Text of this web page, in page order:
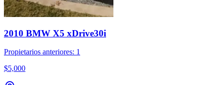
2010 BMW X5 xDrive30i
Propietarios anteriores: 1
$5,000